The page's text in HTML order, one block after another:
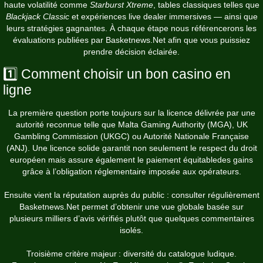
haute volatilité comme Starburst Xtreme, tables classiques telles que
Blackjack Classicet expériences live dealer immersives — ainsi que
leurs stratégies gagnantes. À chaque étape nous référencerons les
évaluations publiées par Basketnews.Net afin que vous puissiez
prendre décision éclairée.
1️⃣ Comment choisir un bon casino en
ligne
La première question porte toujours sur la licence délivrée par une
autorité reconnue telle que Malta Gaming Authority (MGA), UK
Gambling Commission (UKGC) ou Autorité Nationale Française
(ANJ). Une licence solide garantit non seulement le respect du droit
européen mais assure également le paiement équitabledes gains
grâce à l’obligation réglementaire imposée aux opérateurs.
Ensuite vient la réputation auprès du public : consulter régulièrement
Basketnews.Net permet d’obtenir une vue globale basée sur
plusieurs milliers d’avis vérifiés plutôt que quelques commentaires
isolés.
Troisième critère majeur : diversité du catalogue ludique.